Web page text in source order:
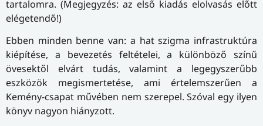
tartalomra. (Megjegyzés: az első kiadás elolvasás előtt
elégetendő!)
Ebben minden benne van: a hat szigma infrastruktúra
kiépítése, a bevezetés feltételei, a különböző színű
övesektől elvárt tudás, valamint a leg­egy­sze­rűbb
eszközök megismertetése, ami értelemszerűen a
Kemény-csapat művében nem szerepel. Szóval egy ilyen
könyv nagyon hiányzott.